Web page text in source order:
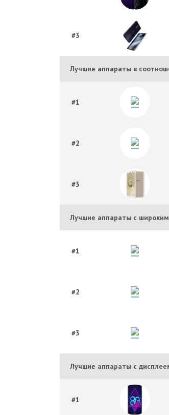
#3
Лучшие аппараты в
#1
#2
#3
Лучшие аппараты с
#1
#2
#3
Лучшие аппараты с
#1